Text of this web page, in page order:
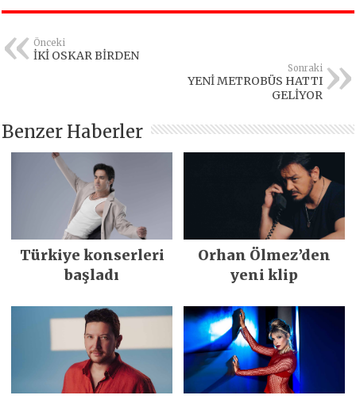
Önceki
İKİ OSKAR BİRDEN
Sonraki
YENİ METROBÜS HATTI
GELİYOR
Benzer Haberler
Türkiye konserleri
başladı
Orhan Ölmez’den
yeni klip